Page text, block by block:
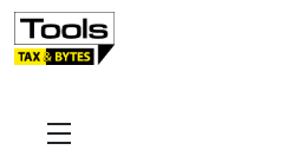
Startseite